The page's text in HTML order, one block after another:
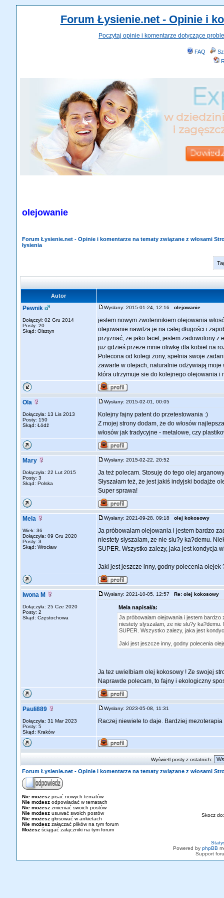
Forum Łysienie.net - Opinie i
Poczytaj opinie i komentarze dotyczące
FAQ
olejowanie
Forum Łysienie.net - Opinie i komentarze na tematy związane z włosami
łysienia
Autor
Pewnik
Dołączył: 02 Gru 2014
Posty: 20
Skąd: Olsztyn
Wysłany: 2015-01-24, 12:16 olejowanie
jestem nowym zwolennikiem olejowania
olejowanie nawilża je na całej długości i
przyznać, ze jako facet, jestem zadowolony z
już gdzieś przeze mnie oliwkę dla kobiet na
Polecona od kolegi żony, spełnia swoje
zawarte w olejach, naturalnie odżywiają moje
która utrzymuje sie do kolejnego olejowania i
Ola
Dołączyła: 13 Lis 2013
Posty: 150
Skąd: Łódź
Wysłany: 2015-02-01, 00:05
Kolejny fajny patent do przetestowania :)
Z mojej strony dodam, że do włosów
włosów jak tradycyjne - metalowe, czy
Mary
Dołączyła: 22 Lut 2015
Posty: 3
Skąd: Polska
Wysłany: 2015-02-22, 20:52
Ja też polecam. Stosuję do tego olej
Słyszałam też, że jest jakiś indyjski bodajże
Super sprawa!
Mela
Wiek: 36
Dołączyła: 09 Gru 2020
Posty: 3
Skąd: Wrocław
Wysłany: 2021-09-28, 09:18 olej kokosowy
Ja próbowalam olejowania i jestem bardzo
niestety slyszalam, ze nie slu?y ka?demu.
SUPER. Wszystko zalezy, jaka jest kondycja
Jaki jest jeszcze inny, godny polecenia olejek
Iwona M
Dołączyła: 25 Cze 2020
Posty: 2
Skąd: Częstochowa
Wysłany: 2021-10-05, 12:57 Re: olej kokosowy
Mela napisał/a:
Ja próbowalam olejowania i jestem
niestety slyszalam, ze nie slu?y
SUPER. Wszystko zalezy, jaka jest
Jaki jest jeszcze inny, godny polecenia
Ja tez uwielbiam olej kokosowy ! Ze swojej
Naprawde polecam, to fajny i ekologiczny
Pauli889
Dołączyła: 31 Mar 2023
Posty: 5
Skąd: Kraków
Wysłany: 2023-05-08, 11:31
Raczej niewiele to daje. Bardziej mezoterapia
Wyświetl posty z ostatnich:
Forum Łysienie.net - Opinie i komentarze na tematy związane z włosami
Nie możesz pisać nowych tematów
Nie możesz odpowiadać w tematach
Nie możesz zmieniać swoich postów
Nie możesz usuwać swoich postów
Nie możesz głosować w ankietach
Nie możesz załączać plików na tym forum
Możesz ściągać załączniki na tym forum
Skocz
Powered by phpBB
Support